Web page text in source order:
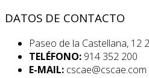
DATOS DE CONTACTO
Paseo de la Castellana, 12
TELÉFONO: 914 352 200
E-MAIL: cscae@cscae.com